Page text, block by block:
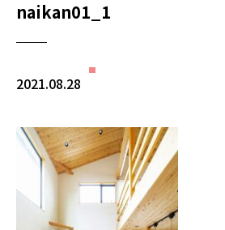
naikan01_1
2021.08.28